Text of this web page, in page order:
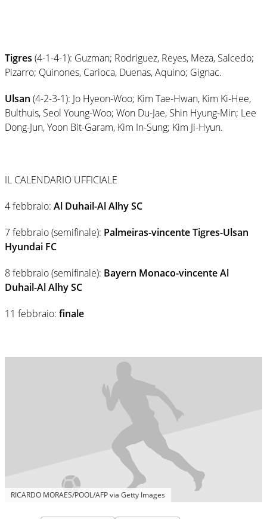
Tigres (4-1-4-1): Guzman; Rodriguez, Reyes, Meza, Salcedo;
Pizarro; Quinones, Carioca, Duenas, Aquino; Gignac.
Ulsan (4-2-3-1): Jo Hyeon-Woo; Kim Tae-Hwan, Kim Ki-Hee,
Bulthuis, Seol Young-Woo; Won Du-Jae, Shin Hyung-Min; Lee
Dong-Jun, Yoon Bit-Garam, Kim In-Sung; Kim Ji-Hyun.
IL CALENDARIO UFFICIALE
4 febbraio: Al Duhail-Al Alhy SC
7 febbraio (semifinale): Palmeiras-vincente Tigres-Ulsan
Hyundai FC
8 febbraio (semifinale): Bayern Monaco-vincente Al
Duhail-Al Alhy SC
11 febbraio: finale
RICARDO MORAES/POOL/AFP via Getty Images